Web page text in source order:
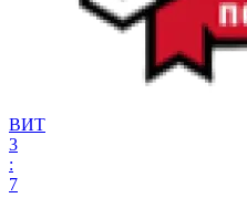
ВИТ
3
:
7